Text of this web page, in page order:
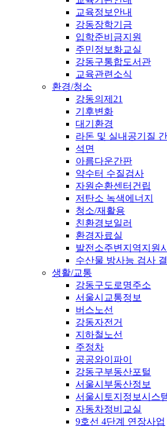
교육정보안내
강동장학기금
입학준비금지원
주민정보화교실
강동구통합도서관
교육관련소식
환경/청소
강동의제21
기후변화
대기환경
라돈 및 실내공기질
석면
아름다운간판
약수터 수질검사
자원순환센터건립
저탄소 녹색에너지
청소/재활용
친환경보일러
환경자료실
발전소주변지역지원
수산물 방사능 검사
생활/교통
강동구도로명주소
서울시교통정보
버스노선
강동자전거
지하철노선
주정차
공공와이파이
강동구부동산포털
서울시부동산정보
서울시토지정보시스
자동차정비교실
9호선 4단계 연장사업